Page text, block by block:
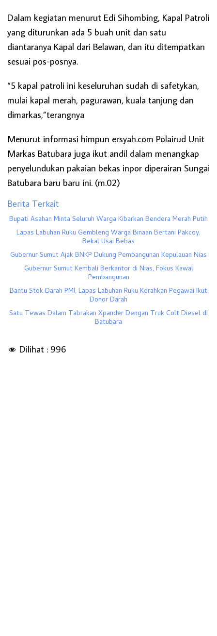
Dalam kegiatan menurut Edi Sihombing, Kapal Patroli
yang diturunkan ada 5 buah unit dan satu
diantaranya Kapal dari Belawan, dan itu ditempatkan
sesuai pos-posnya.
“5 kapal patroli ini keseluruhan sudah di safetykan,
mulai kapal merah, pagurawan, kuala tanjung dan
dimarkas,”terangnya
Menurut informasi himpun ersyah.com Polairud Unit
Markas Batubara juga ikut andil dalam menangkap
penyelundukan pakaian bekas inpor diperairan Sungai
Batubara baru baru ini. (m.02)
Berita Terkait
Bupati Asahan Minta Seluruh Warga Kibarkan Bendera Merah Putih
Lapas Labuhan Ruku Gembleng Warga Binaan Bertani Pakcoy,
Bekal Usai Bebas
Gubernur Sumut Ajak BNKP Dukung Pembangunan Kepulauan Nias
Gubernur Sumut Kembali Berkantor di Nias, Fokus Kawal
Pembangunan
Bantu Stok Darah PMI, Lapas Labuhan Ruku Kerahkan Pegawai Ikut
Donor Darah
Satu Tewas Dalam Tabrakan Xpander Dengan Truk Colt Diesel di
Batubara
Dilihat : 996